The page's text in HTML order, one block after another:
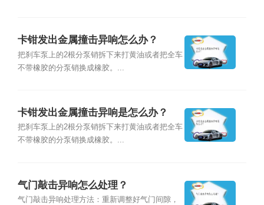
卡钳发出金属撞击异响怎么办？
把刹车泵上的2根分泵销拆下来打黄油或者把全车
不带橡胶的分泵销换成橡胶。...
卡钳发出金属撞击异响是怎么办？
把刹车泵上的2根分泵销拆下来打黄油或者把全车
不带橡胶的分泵销换成橡胶。...
气门敲击异响怎么处理？
气门敲击异响处理方法：重新调整好气门间隙，